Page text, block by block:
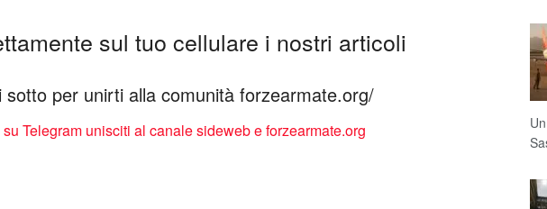
sul tuo cellulare i nostri articoli
sotto per unirti alla comunità forzearmate.org/